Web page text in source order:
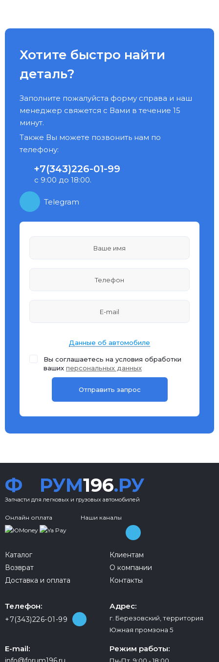
Хотите быстро найти
деталь?
Заполните пожалуйста форму справа и наш
менеджер свяжется с Вами в течение 15
минут.
Также Вы можете позвонить нам по
телефону:
+7(343)226-01-99
с 9:00 до 18:00.
Telegram
Данные об автомобиле
Вы соглашаетесь на условия обработки
ваших персональных данных
Ф РУМ196.РУ
Запчасти для легковых и грузовых автомобилей
Онлайн оплата Наши каналы
Каталог
Возврат
Доставка и оплата
Клиентам
О компании
Контакты
Телефон:
+7(343)226-01-99
Адрес:
г. Березовский, территория
Южная промзона 5
E-mail: Режим работы: